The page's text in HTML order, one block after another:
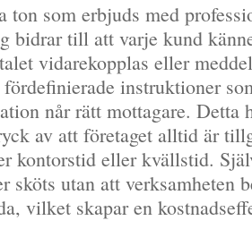
ton som erbjuds med
bidrar till att varje kund
vidarekopplas eller
instruktioner
når rätt mottagare. Detta
av att företaget alltid är
kontorstid eller kvällstid.
sköts utan att verksamheten
vilket skapar en